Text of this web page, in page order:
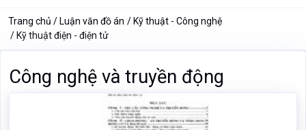
Trang chủ Luận văn đồ án
Kỹ thuật - Công nghệ
Kỹ thuật điện - điện tử
Công nghệ và truyền động